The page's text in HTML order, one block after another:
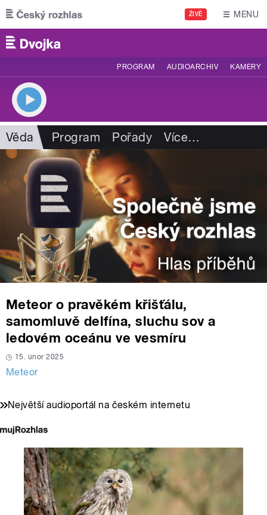
Přejít k hlavnímu obsahu
ŽIVĚ MENU
PROGRAM AUDIOARCHIV KAMERY
Věda Program Pořady Více…
Meteor o pravěkém křišťálu,
samomluvě delfína, sluchu sov a
ledovém oceánu ve vesmíru
15. únor 2025
Meteor
Největší audioportál na českém internetu